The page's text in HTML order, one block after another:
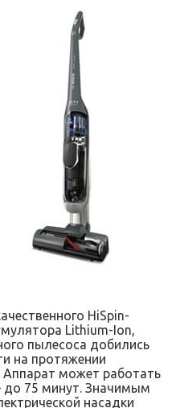
HiSpin-
Lithium-Ion,
пылесоса добились
на протяжении
может работать
до 75 минут. Значимым
насадки